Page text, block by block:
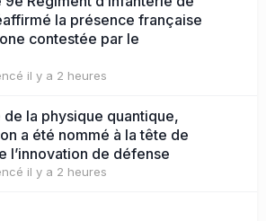
la présence française
contestée par le
il y a 2 heures
la physique quantique,
a été nommé à la tête de
l’innovation de défense
il y a 2 heures